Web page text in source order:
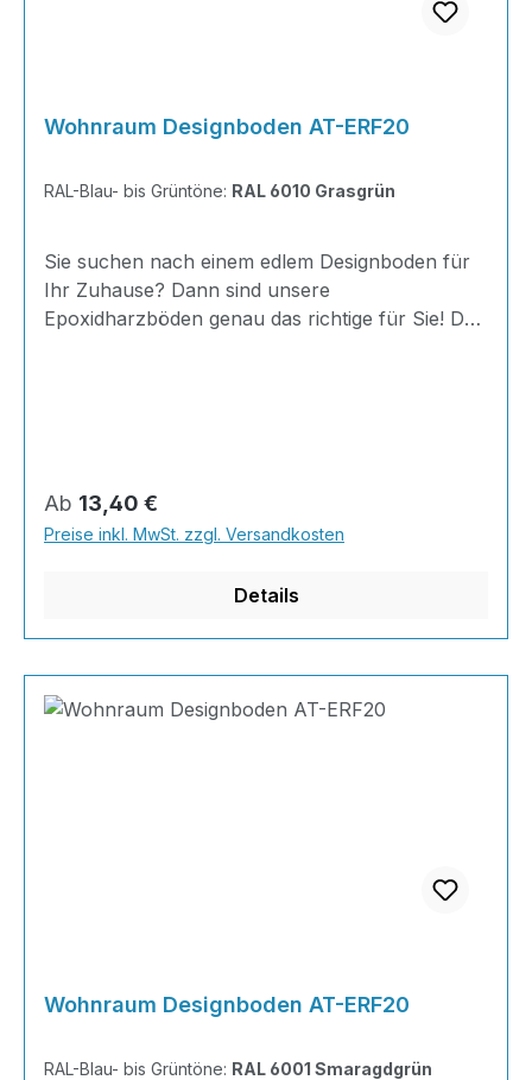
Wohnraum Designboden AT-ERF20
RAL-Blau- bis Grüntöne: RAL 6010 Grasgrün
Sie suchen nach einem edlem Designboden für
Ihr Zuhause? Dann sind unsere
Epoxidharzböden genau das richtige für Sie! Der
Beschichtung geeignet.Dank unserer großen
Farbauswahl ist für jeden was dabei - auch
Farbkombinationen sind möglich.Von edlen
Regulärer Preis:
Ab 13,40 €
Preise inkl. MwSt. zzgl. Versandkosten
Details
Wohnraum Designboden AT-ERF20
RAL-Blau- bis Grüntöne: RAL 6001 Smaragdgrün